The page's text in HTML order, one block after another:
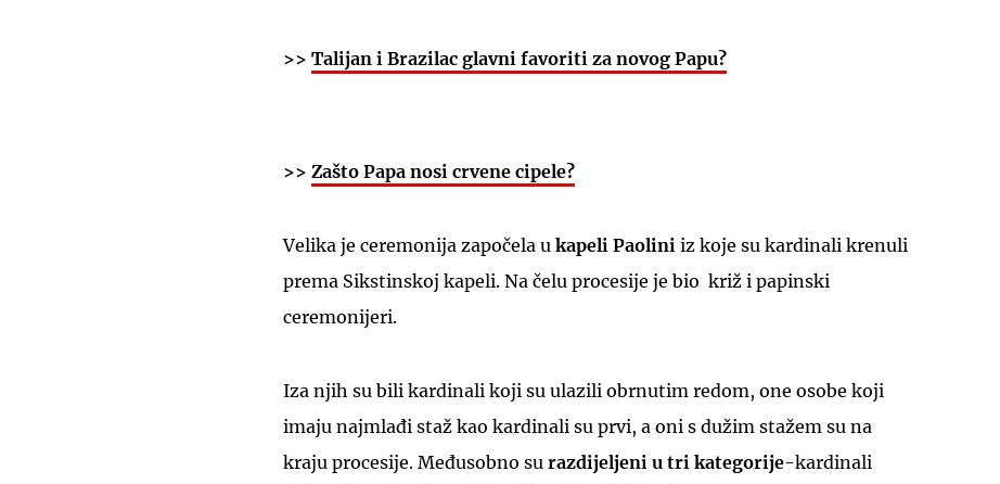
>> Talijan i Brazilac glavni favoriti za novog Papu?
>> Zašto Papa nosi crvene cipele?
Velika je ceremonija započela u kapeli Paolini iz koje su kardinali krenuli
prema Sikstinskoj kapeli. Na čelu procesije je bio križ i papinski
ceremonijeri.
Iza njih su bili kardinali koji su ulazili obrnutim redom, one osobe koji
imaju najmlađi staž kao kardinali su prvi, a oni s dužim stažem su na
kraju procesije. Međusobno su razdijeljeni u tri kategorije-kardinali